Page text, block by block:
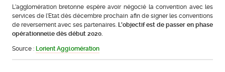
L’agglomération bretonne espère avoir négocié la convention avec les
services de l’Etat dès décembre prochain afin de signer les conventions
de reversement avec ses partenaires. L’objectif est de passer en phase
opérationnelle dès début 2020.
Source : Lorient Agglomération